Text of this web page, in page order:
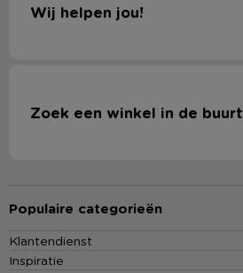
Wij helpen jou!
Zoek een winkel in de buurt
Populaire categorieën
Klantendienst
Inspiratie